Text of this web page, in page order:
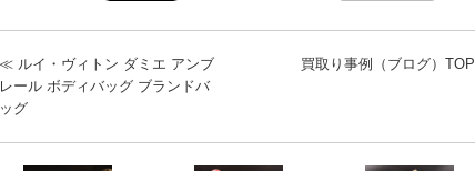
≪ ルイ・ヴィトン ダミエ アンブ
レール ボディバッグ ブランドバ
ッグ
買取り事例（ブログ）TOP